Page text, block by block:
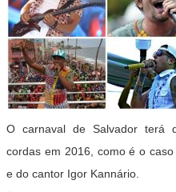
O carnaval de Salvador terá
cordas em 2016, como é o
e do cantor Igor Kannário.